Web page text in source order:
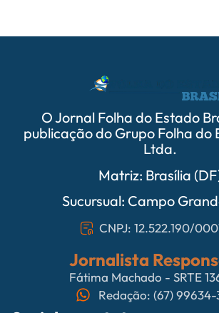
O Jornal Folha do Estado
publicação do Grupo Folha do
Ltda.
Matriz: Brasília
Sucursual: Campo
CNPJ: 12.522.190/
Jornalista
Fátima Machado - SRTE
Redação: (67)